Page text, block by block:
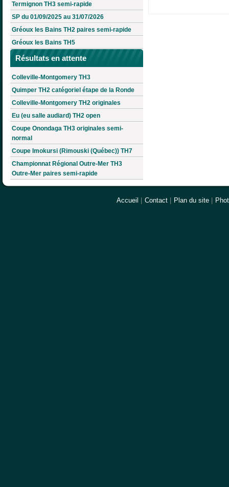
Termignon TH3 semi-rapide
SP du 01/09/2025 au 31/07/2026
Gréoux les Bains TH2 paires semi-rapide
Gréoux les Bains TH5
Résultats en attente
Colleville-Montgomery TH3
Quimper TH2 catégoriel étape de la Ronde
Colleville-Montgomery TH2 originales
Eu (eu salle audiard) TH2 open
Coupe Onondaga TH3 originales semi-
normal
Coupe Imokursi (Rimouski (Québec)) TH7
Championnat Régional Outre-Mer TH3
Outre-Mer paires semi-rapide
Accueil Contact Plan du site